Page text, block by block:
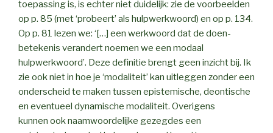
toepassing is, is echter niet duidelijk: zie de voorbeelden
op p. 85 (met ‘probeert’ als hulpwerkwoord) en op p. 134.
Op p. 81 lezen we: ‘[…] een werkwoord dat de doen-
betekenis verandert noemen we een modaal
hulpwerkwoord’. Deze definitie brengt geen inzicht bij. Ik
zie ook niet in hoe je ‘modaliteit’ kan uitleggen zonder een
onderscheid te maken tussen epistemische, deontische
en eventueel dynamische modaliteit. Overigens
kunnen ook naamwoordelijke gezegdes een